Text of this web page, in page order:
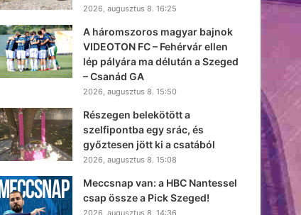
2026, augusztus 8. 16:25
A háromszoros magyar bajnok
VIDEOTON FC – Fehérvár ellen
lép pályára ma délután a Szeged
– Csanád GA
2026, augusztus 8. 15:50
Részegen belekötött a
szelfipontba egy srác, és
győztesen jött ki a csatából
2026, augusztus 8. 15:08
Meccsnap van: a HBC Nantessel
csap össze a Pick Szeged!
2026, augusztus 8. 14:36